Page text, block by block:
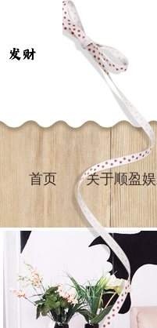
首页 关于顺盈